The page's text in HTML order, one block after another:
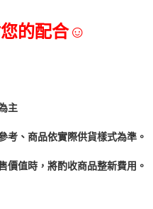
的配合☺
主
考、商品依實際供貨樣式為準。
價值時，將酌收商品整﻿新費用。